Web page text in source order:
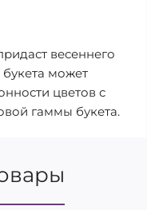
весеннего
может
цветов с
гаммы букета.